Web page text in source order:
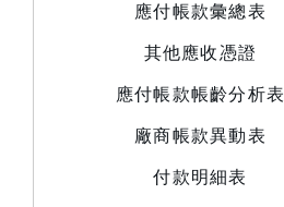
應付帳款彙總表
其他應收憑證
應付帳款帳齡分析表
廠商帳款異動表
付款明細表